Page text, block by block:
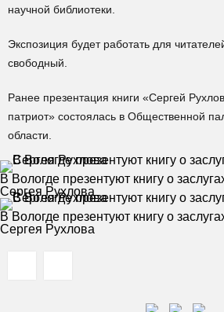
научной библиотеки.
Экспозиция будет работать для
свободный.
Ранее презентация книги «Сергей
патриот» состоялась в Общественной
области.
В Вологде презентуют книгу о
Сергея Рухлова
В Вологде презентуют книгу о
Сергея Рухлова